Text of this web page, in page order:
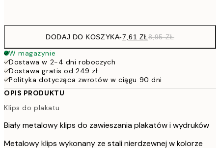
DODAJ DO KOSZYKA-7,61 ZŁ 8,95 ZŁ
W magazynie
Dostawa w 2-4 dni roboczych
Dostawa gratis od 249 zł
Polityka dotycząca zwrotów w ciągu 90 dni
OPIS PRODUKTU
Klips do plakatu
Biały metalowy klips do zawieszania plakatów i wydruków
Metalowy klips wykonany ze stali nierdzewnej w kolorze